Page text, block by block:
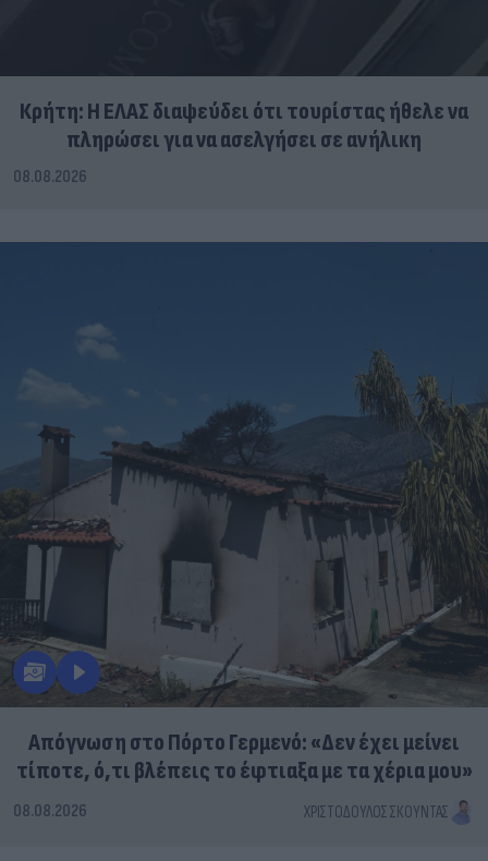
Κρήτη: Η ΕΛΑΣ διαψεύδει ότι τουρίστας ήθελε να
πληρώσει για να ασελγήσει σε ανήλικη
08.08.2026
Απόγνωση στο Πόρτο Γερμενό: «Δεν έχει μείνει
τίποτε, ό,τι βλέπεις το έφτιαξα με τα χέρια μου»
08.08.2026 ΧΡΙΣΤΌΔΟΥΛΟΣ ΣΚΟΎΝΤΑΣ